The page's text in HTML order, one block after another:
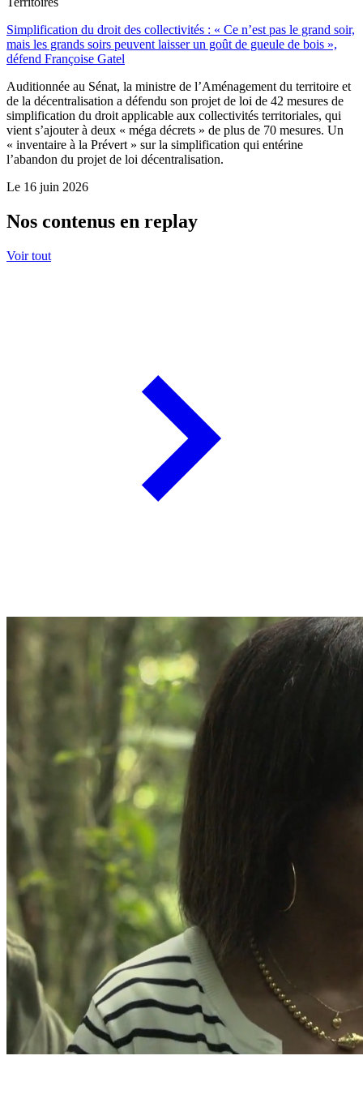
Simplification du droit des collectivités : « Ce n’est pas le grand soir,
mais les grands soirs peuvent laisser un goût de gueule de bois »,
défend Françoise Gatel
Auditionnée au Sénat, la ministre de l’Aménagement du territoire et
de la décentralisation a défendu son projet de loi de 42 mesures de
simplification du droit applicable aux collectivités territoriales, qui
vient s’ajouter à deux « méga décrets » de plus de 70 mesures. Un
« inventaire à la Prévert » sur la simplification qui entérine
l’abandon du projet de loi décentralisation.
Le 16 juin 2026
Nos contenus en replay
Voir tout